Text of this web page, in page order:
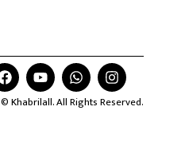
© Khabrilall. All Rights Reserved.